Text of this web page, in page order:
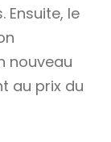
Ensuite, le
nouveau
au prix du